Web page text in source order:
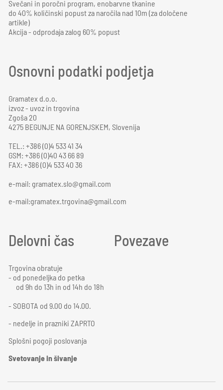
Svečani in poročni program, enobarvne tkanine
do 40% količinski popust za naročila nad 10m (za določene
artikle)
Akcija - odprodaja zalog 60% popust
Osnovni podatki podjetja
Gramatex d.o.o.
izvoz - uvoz in trgovina
Zgoša 20
4275 BEGUNJE NA GORENJSKEM, Slovenija
TEL.: +386 (0)4 533 41 34
GSM: +386 (0)40 43 66 89
FAX: +386 (0)4 533 40 36
e-mail: gramatex.slo@gmail.com
e-mail:gramatex.trgovina@gmail.com
Delovni čas
Trgovina obratuje
- od ponedeljka do petka
od 9h do 13h in od 14h do 18h
- SOBOTA od 9.00 do 14.00.
- nedelje in prazniki ZAPRTO
Splošni pogoji poslovanja
Svetovanje in šivanje
Povezave